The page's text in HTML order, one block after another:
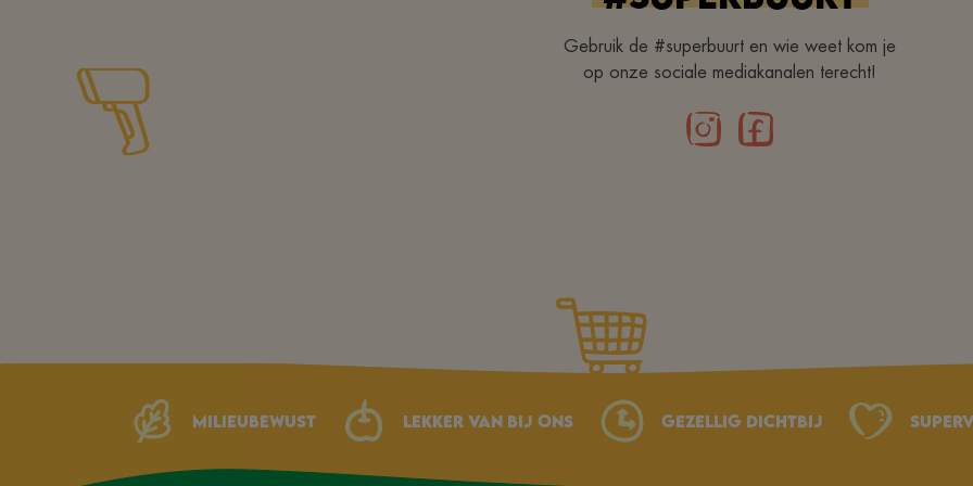
Gebruik de #superbuurt en wie weet kom je
op onze sociale mediakanalen terecht!
Milieubewust Lekker van bij ons Gezellig dichtbij